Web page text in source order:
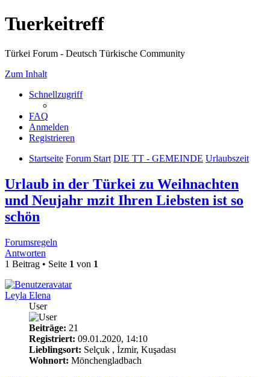
Tuerkeitreff
Türkei Forum - Deutsch Türkische Community
Zum Inhalt
Schnellzugriff
FAQ
Anmelden
Registrieren
Startseite Forum Start DIE TT - GEMEINDE Urlaubszeit
Urlaub in der Türkei zu Weihnachten
und Neujahr mzit Ihren Liebsten ist so
schön
Forumsregeln
Antworten
1 Beitrag • Seite 1 von 1
Leyla Elena
User
Beiträge: 21
Registriert: 09.01.2020, 14:10
Lieblingsort: Selçuk , İzmir, Kuşadası
Wohnort: Mönchengladbach